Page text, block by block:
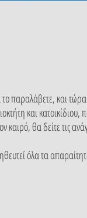
παραλάβετε, και τώρα
και
θα δείτε τις
όλα τα